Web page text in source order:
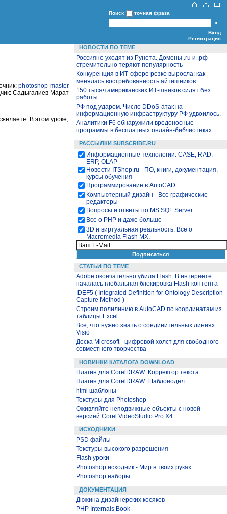
Поиск точная фраза
Вход
Регистрация
photoshop-master
Садыгалиев Марат
В этом уроке,
НОВОСТИ ПО ТЕМЕ
Россияне уходят из Рунета. Домены .ru и .рф
стремительно теряют популярность
Конкуренция в ИТ-сфере резко выросла: как
менялась востребованность айтишников
150 тысяч американских ИТ-шников сидят без
работы
РФ под ударом. Число DDoS-атак на
информационную инфраструктуру РФ удвоилось.
Аналитики F6 обнаружили вредоносные
программы в бесплатных онлайн-библиотеках
РАССЫЛКИ SUBSCRIBE.RU
Информационные технологии: CASE, RAD,
ERP, OLAP
Новости ITShop.ru - ПО, книги, документация,
курсы обучения
Программирование в AutoCAD
Компьютерный дизайн - Все графические
редакторы
Вопросы и ответы по MS SQL Server
Все о PHP и даже больше
3D и виртуальная реальность. Все о
Macromedia Flash MX.
СТАТЬИ ПО ТЕМЕ
Adobe окончательно убила Flash. В интернете
началась глобальная блокировка Flash-контента
IDEF5 ( Integrated Definition for Ontology Description
Capture Method )
Строим полилинию в AutoCAD по координатам из
таблицы Excel
Все, что нужно знать о соединительных линиях
Visio
Доска Microsoft - цифровой холст для свободного
совместного творчества
НОВИНКИ КАТАЛОГА DOWNLOAD
Плагин для CorelDRAW: Корректор текста
Плагин для CorelDRAW. Шаблонодел
html шаблоны
Текстуры для Photoshop
Оживляйте неподвижные объекты с новой
версией Corel VideoStudio Pro X4
ИСХОДНИКИ
PSD файлы
Текстуры высокого разрешения
Flash уроки
Photoshop исходник - Мир в твоих руках
Photoshop наборы
ДОКУМЕНТАЦИЯ
Дюжина дизайнерских косяков
PHP Internals Book